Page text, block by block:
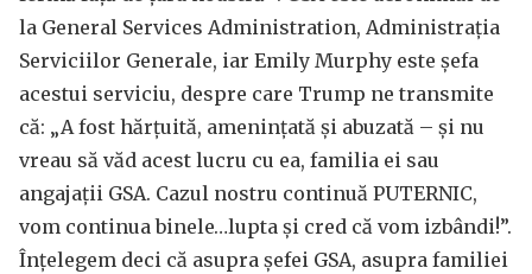
la General Services Administration, Administrația
Serviciilor Generale, iar Emily Murphy este șefa
acestui serviciu, despre care Trump ne transmite
că: „A fost hărțuită, amenințată și abuzată – și nu
vreau să văd acest lucru cu ea, familia ei sau
angajații GSA. Cazul nostru continuă PUTERNIC,
vom continua binele…lupta și cred că vom izbândi!”.
Înțelegem deci că asupra șefei GSA, asupra familiei